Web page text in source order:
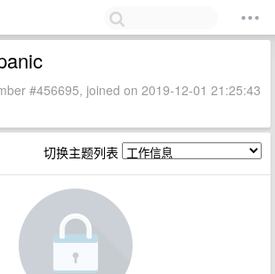
#456695, joined on 2019-12-01 21:25:43
切换主题列表